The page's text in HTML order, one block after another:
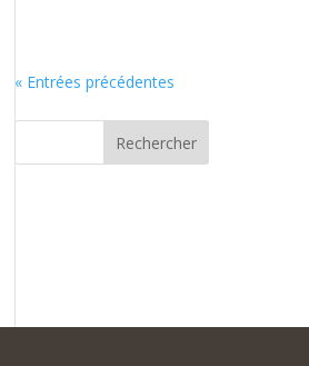
« Entrées précédentes
Rechercher